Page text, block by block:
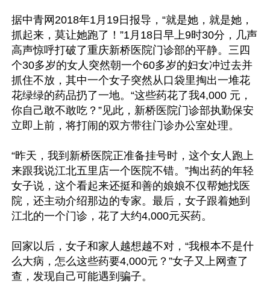
据中青网2018年1月19日报导，“就是她，就是她，
抓起来，莫让她跑了！”1月18日早上9时30分，几声
高声惊呼打破了重庆新桥医院门诊部的平静。三四
个30多岁的女人突然朝一个60多岁的妇女冲过去并
抓住不放，其中一个女子突然从口袋里掏出一堆花
花绿绿的药品扔了一地。“这些药花了我4,000 元，
你自己敢不敢吃？”见此，新桥医院门诊部执勤保安
立即上前，将打闹的双方带往门诊办公室处理。
“昨天，我到新桥医院正准备挂号时，这个女人跑上
来跟我说江北五里店一个医院不错。”掏出药的年轻
女子说，这个看起来还挺和善的娘娘不仅帮她找医
院，还主动介绍那边的专家。最后，女子跟着她到
江北的一个门诊，花了大约4,000元买药。
回家以后，女子和家人越想越不对，“我根本不是什
么大病，怎么这些药要4,000元？”女子又上网查了
查，发现自己可能遇到骗子。